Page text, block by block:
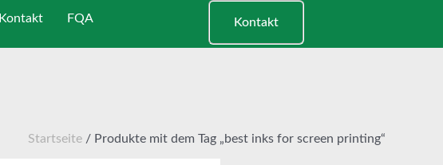
Kontakt FQA Kontakt
Startseite / Produkte mit dem Tag „best inks for screen printing“